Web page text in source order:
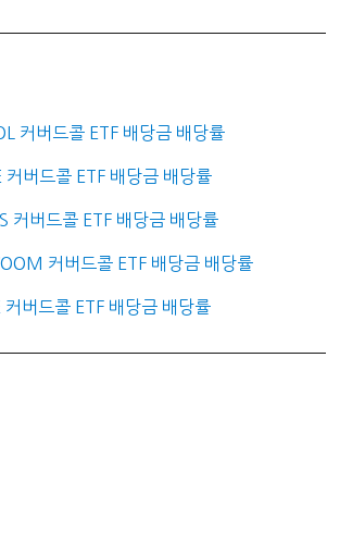
커버드콜 ETF 배당금 배당률
버드콜 ETF 배당금 배당률
커버드콜 ETF 배당금 배당률
커버드콜 ETF 배당금 배당률
버드콜 ETF 배당금 배당률